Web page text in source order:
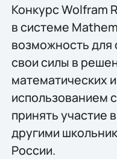
Конкурс Wolfram
в системе
возможность для
свои силы в
математических
использованием
принять участие
другими
России.